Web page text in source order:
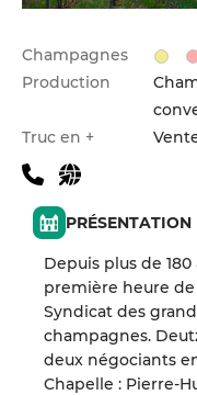
Champagnes
Production
Truc en +
Depuis plus de
première heure
Syndicat des
champagnes.
deux négociants
Chapelle : Pierre-